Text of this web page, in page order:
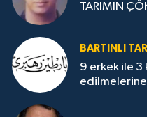
TARIMIN
BARTINLI
9 erkek ile 3